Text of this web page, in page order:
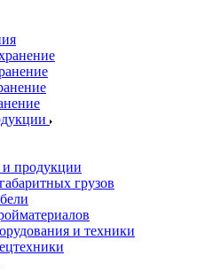
продукции
грузов
и техники